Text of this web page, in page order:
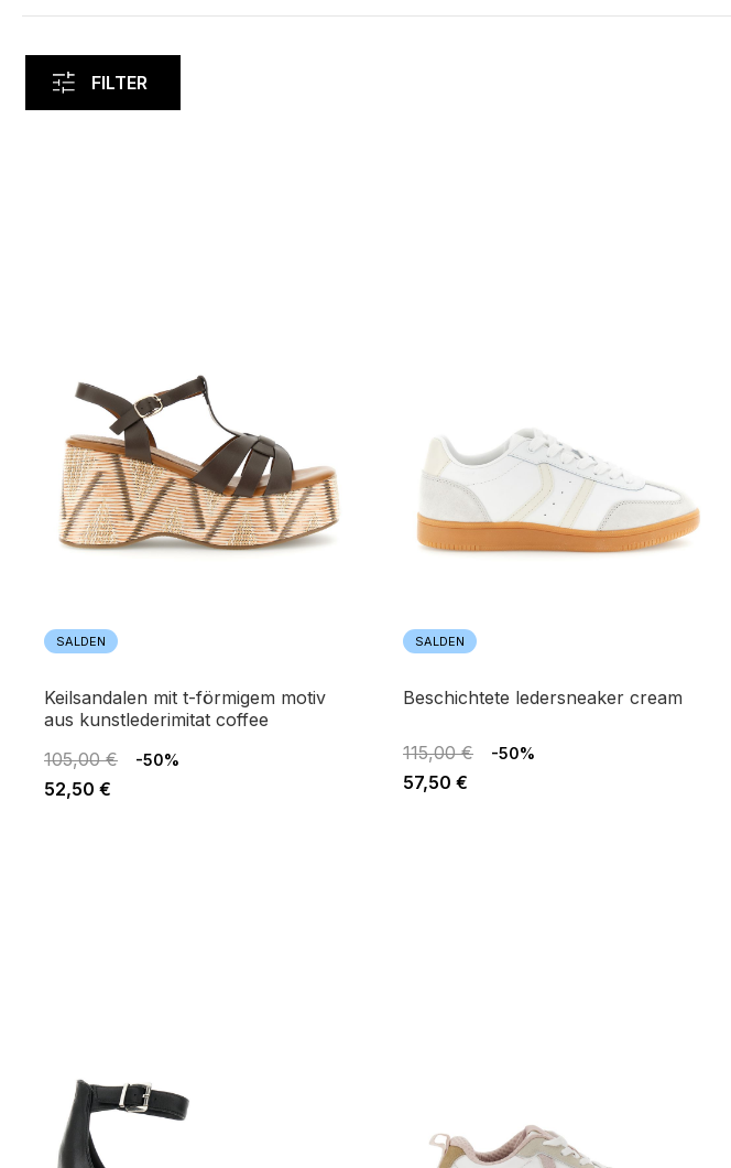
FILTER
SALDEN
keilsandalen mit t-förmigem motiv
aus kunstlederimitat coffee
105,00 €
-50%
52,50 €
SALDEN
beschichtete ledersneaker cream
115,00 € -50%
57,50 €